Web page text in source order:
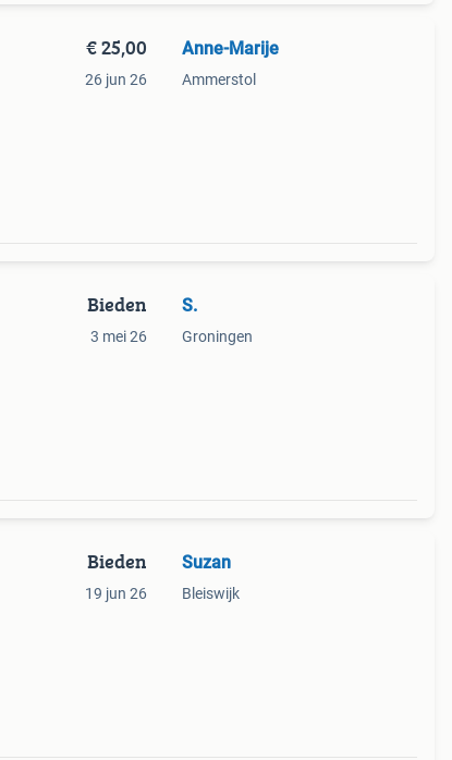
€ 25,00
26 jun 26
Anne-Marije
Ammerstol
Bieden
3 mei 26
S.
Groningen
Bieden
19 jun 26
Suzan
Bleiswijk